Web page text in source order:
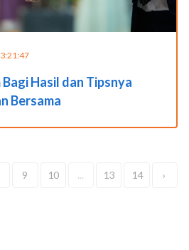
Hasil dan Tipsnya
Bersama
9 10 ... 13 14 ›